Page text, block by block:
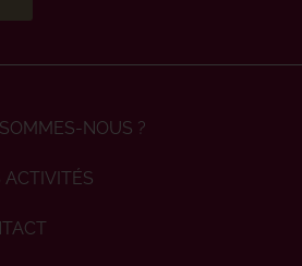
NOUS ?
ACTIVITÉS